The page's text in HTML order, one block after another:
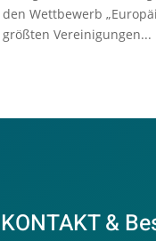
den Wettbewerb
größten Vereinigungen...
KONTAKT &